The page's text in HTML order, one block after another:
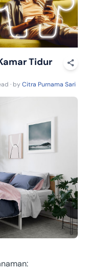
Tidur
· by Citra Purnama Sari